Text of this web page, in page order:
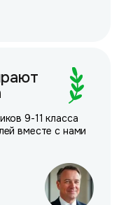
9-11 класса
вместе с нами